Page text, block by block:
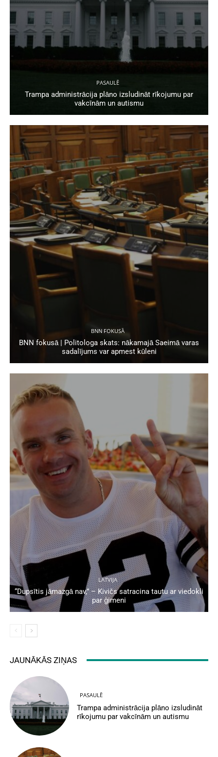
PASAULĒ
Trampa administrācija plāno izsludināt rīkojumu par
vakcīnām un autismu
BNN FOKUSĀ
BNN fokusā | Politologa skats: nākamajā Saeimā varas
sadalījums var apmest kūleni
LATVIJA
“Dupsītis jāmazgā nav,” – Kivičs satracina tautu ar viedokli
par ģimeni
JAUNĀKĀS ZIŅAS
PASAULĒ
Trampa administrācija plāno izsludināt
rīkojumu par vakcīnām un autismu